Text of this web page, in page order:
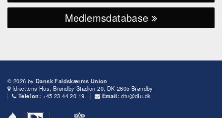
Medlemsdatabase
© 2026 by Dansk Faldskærms Union
Idrættens Hus, Brøndby Stadion 20, DK-2605 Brøndby
Telefon: +45 23 44 20 19 Email: dfu@dfu.dk